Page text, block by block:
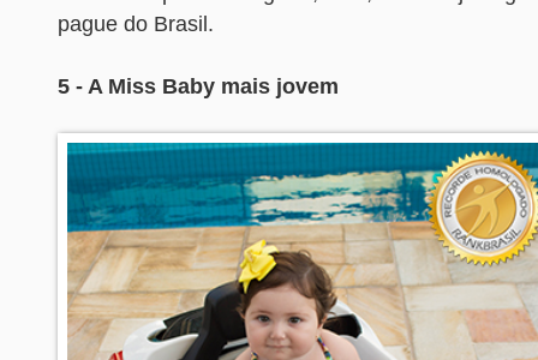
pague do Brasil.
5 - A Miss Baby mais jovem